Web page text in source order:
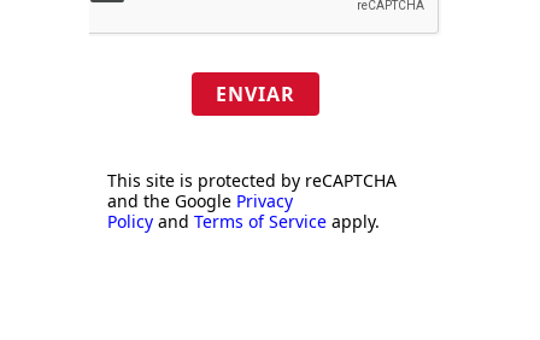
ENVIAR
This site is protected by reCAPTCHA
and the Google Privacy
Policy and Terms of Service apply.